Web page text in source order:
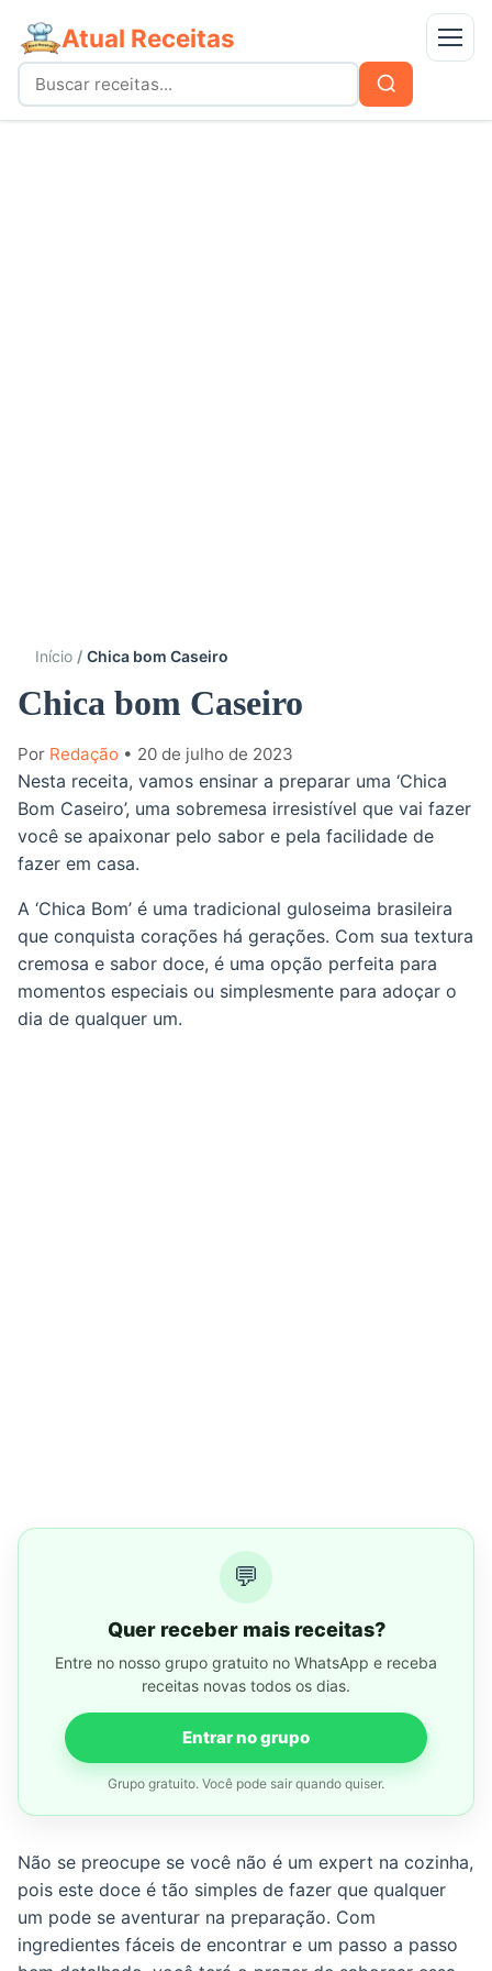
Atual Receitas Menu
Buscar
por:
Buscar
Início Chica bom Caseiro
Chica bom Caseiro
Por Redação • 20 de julho de 2023
Nesta receita, vamos ensinar a preparar uma ‘Chica
Bom Caseiro’, uma sobremesa irresistível que vai fazer
você se apaixonar pelo sabor e pela facilidade de
fazer em casa.
A ‘Chica Bom’ é uma tradicional guloseima brasileira
que conquista corações há gerações. Com sua textura
cremosa e sabor doce, é uma opção perfeita para
momentos especiais ou simplesmente para adoçar o
dia de qualquer um.
💬
Quer receber mais receitas?
Entre no nosso grupo gratuito no WhatsApp e receba
receitas novas todos os dias.
Entrar no grupo
Grupo gratuito. Você pode sair quando quiser.
Não se preocupe se você não é um expert na cozinha,
pois este doce é tão simples de fazer que qualquer
um pode se aventurar na preparação. Com
ingredientes fáceis de encontrar e um passo a passo